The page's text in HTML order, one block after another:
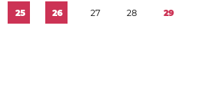
25 26 27 28 29